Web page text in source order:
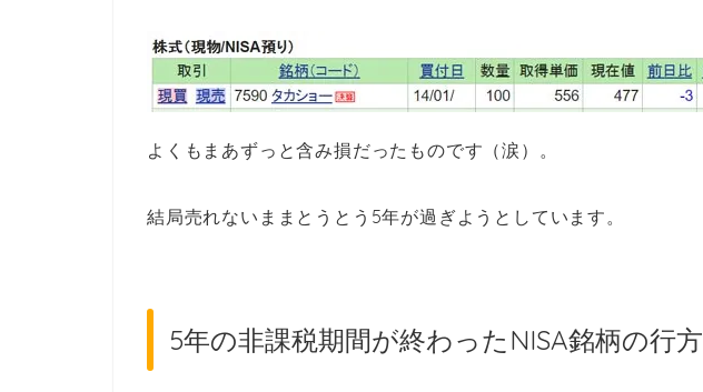
よくもまあずっと含み損だったものです（涙）。
結局売れないままとうとう5年が過ぎようとしています。
5年の非課税期間が終わったNISA銘柄の行方